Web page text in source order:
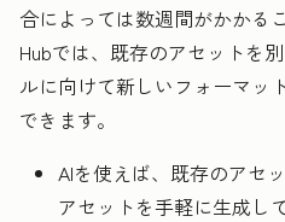
合によっては数週間がかかる
Hubでは、既存のアセットを
ルに向けて新しいフォーマッ
できます。
AIを使えば、既存のアセ
アセットを手軽に生成し